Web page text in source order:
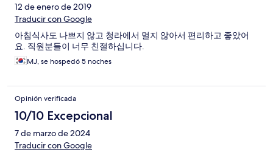
12 de enero de 2019
Traducir con Google
아침식사도 나쁘지 않고 청라에서 멀지 않아서 편리하고 좋았어
요. 직원분들이 너무 친절하십니다.
MJ, se hospedó 5 noches
Opinión verificada
10/10 Excepcional
7 de marzo de 2024
Traducir con Google